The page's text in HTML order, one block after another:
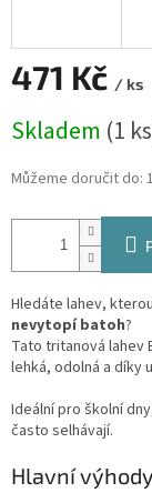
471 Kč / ks
cena:
Skladem (1
Můžeme doručit do:
Hledáte lahev,
nevytopí batoh?
Tato tritanová lahev
lehká, odolná a díky
Ideální pro školní
často selhávají.
Hlavní